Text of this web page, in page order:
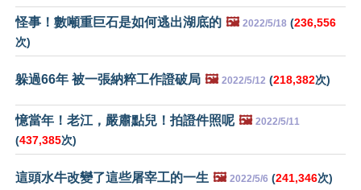
怪事！數噸重巨石是如何逃出湖底的 🖼️ 2022/5/18 (236,556
次)
躲過66年 被一張納粹工作證破局 🖼️ 2022/5/12 (218,382次)
憶當年！老江，嚴肅點兒！拍證件照呢 🖼️ 2022/5/11
(437,385次)
這頭水牛改變了這些屠宰工的一生 🖼️ 2022/5/6 (241,346次)